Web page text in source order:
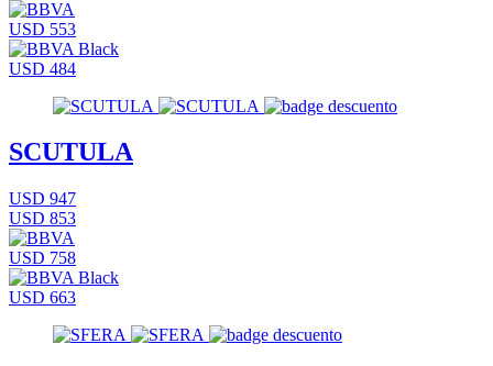
USD 553
USD 484
SCUTULA
USD 947
USD 853
USD 758
USD 663